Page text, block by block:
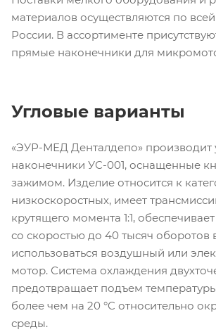
материалов осуществляются по
России. В ассортименте
прямые наконечники для
Угловые варианты
«ЭУР-МЕД Денталдепо» производит
наконечники УС-001, оснащенные
зажимом. Изделие относится к
низкоскоростных, имеет
крутящего момента 1:1,
со скоростью до 40 тысяч оборотов
использоваться воздушный или
мотор. Система охлаждения
предотвращает подъем
более чем на 20 °C относительно
среды.